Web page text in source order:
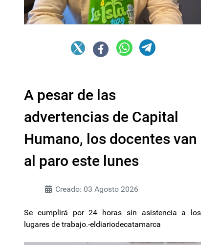
A pesar de las
advertencias de Capital
Humano, los docentes van
al paro este lunes
Creado: 03 Agosto 2026
Se cumplirá por 24 horas sin asistencia a los
lugares de trabajo.-eldiariodecatamarca